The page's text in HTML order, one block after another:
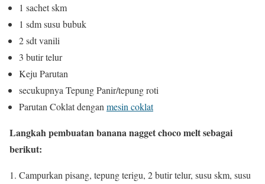
1 sachet skm
1 sdm susu bubuk
2 sdt vanili
3 butir telur
Keju Parutan
secukupnya Tepung Panir/tepung roti
Parutan Coklat denganmesin coklat
Langkah pembuatan banana nagget choco melt sebagai
berikut:
Campurkan pisang, tepung terigu, 2 butir telur, susu skm, susu